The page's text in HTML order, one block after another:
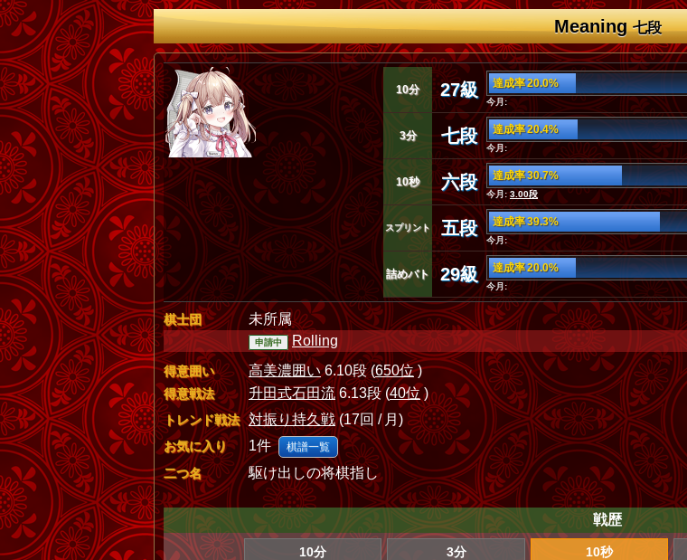
Meaning七段
10分 27級 達成率 20.0%
今月:
3分 七段 達成率 20.4%
今月:
10秒 六段 達成率 30.7%
今月:3.00段
スプリント 五段 達成率 39.3%
今月:
詰めバト 29級 達成率 20.0%
今月:
棋士団 未所属
申請中 Rolling
得意囲い 高美濃囲い6.10段 (650位)
得意戦法 升田式石田流 6.13段 (40位)
トレンド戦法 対振り持久戦(17回 / 月)
お気に入り 1件 棋譜一覧
二つ名 駆け出しの将棋指し
戦歴
10分 3分 10秒